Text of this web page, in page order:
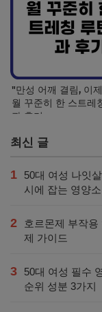
"만성 어깨 결림, 이
월 꾸준히 한 스트레
과 후기
최신 글
1
50대 여성 나잇
시에 잡는 영양
2
호르몬제 부작
제 가이드
3
50대 여성 필수
순위 성분 3가지